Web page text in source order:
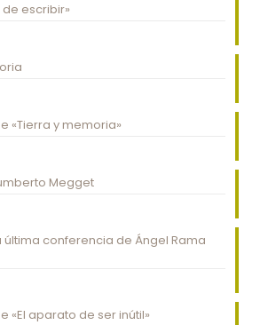
escribir»
«Tierra y memoria»
Megget
última conferencia de Ángel Rama
«El aparato de ser inútil»